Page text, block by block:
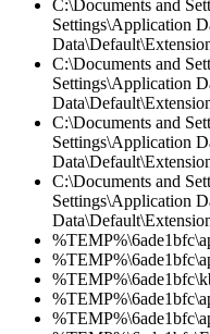
C:\Documents and
Settings\Application
C:\Documents and
Settings\Application
C:\Documents and
Settings\Application
C:\Documents and
Settings\Application